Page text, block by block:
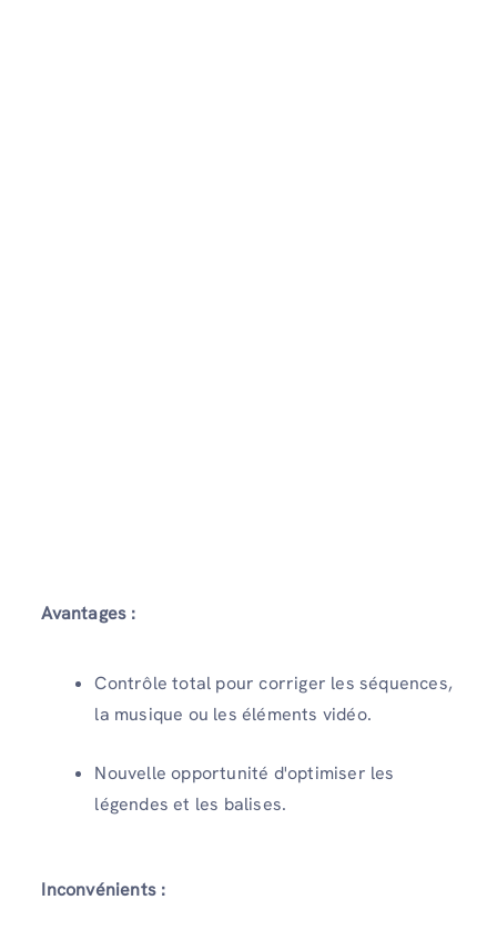
Avantages :
Contrôle total pour corriger les séquences,
la musique ou les éléments vidéo.
Nouvelle opportunité d'optimiser les
légendes et les balises.
Inconvénients :